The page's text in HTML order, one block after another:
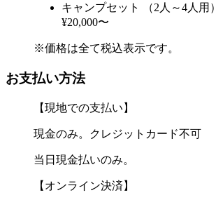
キャンプセット （2人～4人用）
¥20,000〜
※価格は全て税込表示です。
お支払い方法
【現地での支払い】
現金のみ。クレジットカード不可
当日現金払いのみ。
【オンライン決済】